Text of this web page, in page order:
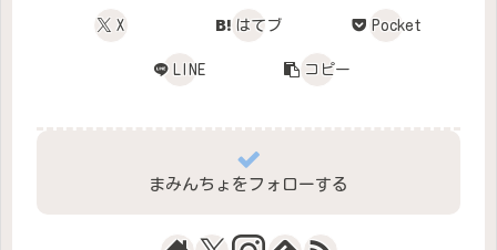
X はてブ Pocket
LINE コピー
まみんちょをフォローする